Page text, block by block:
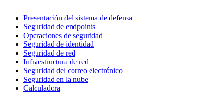
Presentación del sistema de defensa
Seguridad de endpoints
Operaciones de seguridad
Seguridad de identidad
Seguridad de red
Infraestructura de red
Seguridad del correo electrónico
Seguridad en la nube
Calculadora